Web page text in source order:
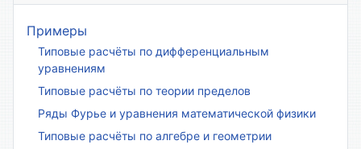
Примеры
Типовые расчёты по дифференциальным
уравнениям
Типовые расчёты по теории пределов
Ряды Фурье и уравнения математической физики
Типовые расчёты по алгебре и геометрии